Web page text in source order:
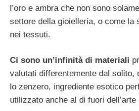
l’oro e ambra che non sono
settore della gioielleria, o come la
nei tessuti.
Ci sono un’infinità di materiali
valutati differentemente dal solito,
lo zenzero, ingrediente esotico
utilizzato anche al di fuori dell’arte